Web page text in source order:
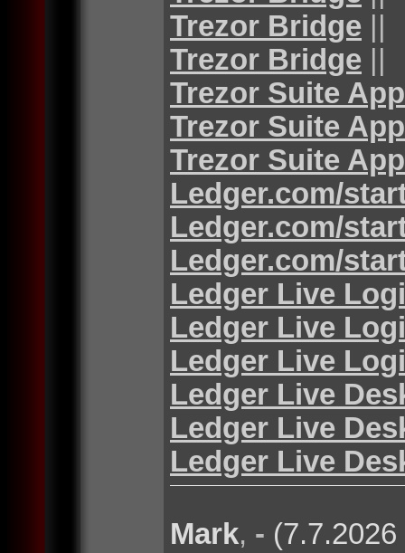
Trezor Bridge ||
Trezor Bridge ||
Trezor Suite App
Trezor Suite App
Trezor Suite App
Ledger.com/
Ledger.com/
Ledger.com/
Ledger Live
Ledger Live
Ledger Live
Ledger Live
Ledger Live
Ledger Live
Mark, -